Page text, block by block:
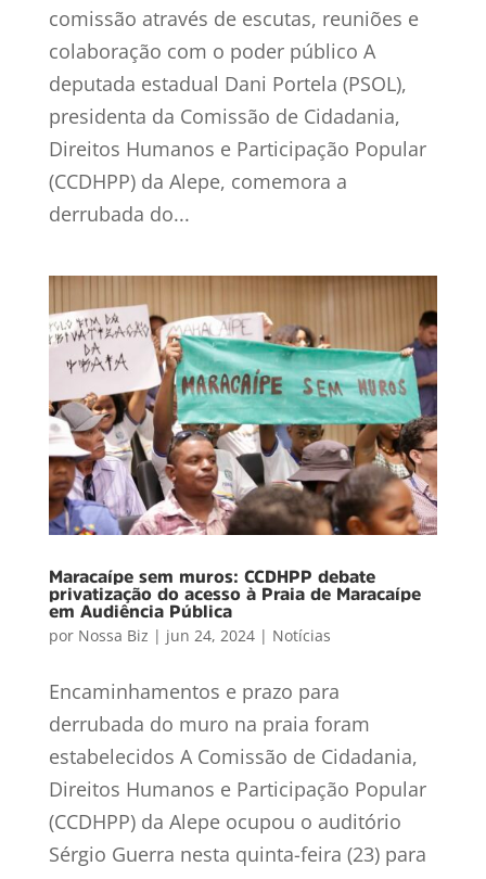
comissão através de escutas, reuniões e
colaboração com o poder público A
deputada estadual Dani Portela (PSOL),
presidenta da Comissão de Cidadania,
Direitos Humanos e Participação Popular
(CCDHPP) da Alepe, comemora a
derrubada do...
Maracaípe sem muros: CCDHPP debate
privatização do acesso à Praia de Maracaípe
em Audiência Pública
por Nossa Biz | jun 24, 2024| Notícias
Encaminhamentos e prazo para
derrubada do muro na praia foram
estabelecidos A Comissão de Cidadania,
Direitos Humanos e Participação Popular
(CCDHPP) da Alepe ocupou o auditório
Sérgio Guerra nesta quinta-feira (23) para